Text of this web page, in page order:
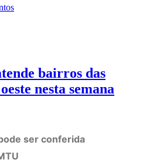
bairros das
nesta semana
ser conferida